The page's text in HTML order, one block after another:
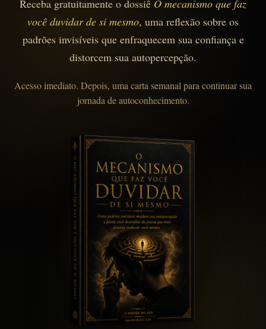
Receba gratuitamente o dossiê O mecanismo que faz
você duvidar de si mesmo, uma reflexão sobre os
padrões invisíveis que enfraquecem sua confiança e
distorcem sua autopercepção.
Acesso imediato. Depois, uma carta semanal para continuar sua
jornada de autoconhecimento.